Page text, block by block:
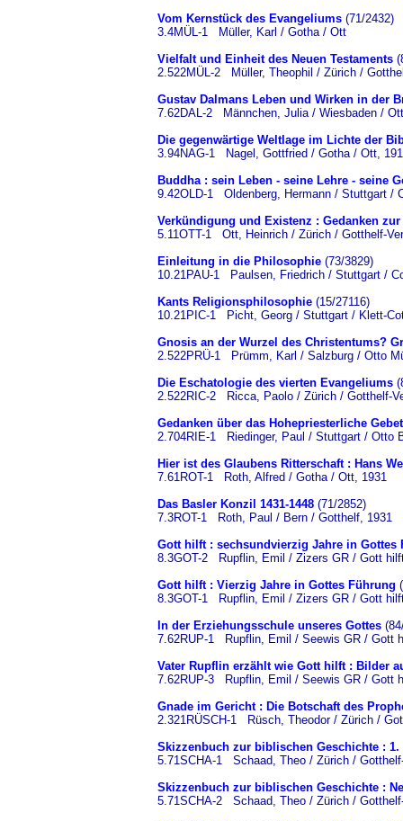
Vom Kernstück des Evangeliums (71/2432)
3.4MÜL-1 Müller, Karl / Gotha / Ott
Vielfalt und Einheit des Neuen Testaments
2.522MÜL-2 Müller, Theophil / Zürich /
Gustav Dalmans Leben und Wirken in der
7.62DAL-2 Männchen, Julia / Wiesbaden /
Die gegenwärtige Weltlage im Lichte der
3.94NAG-1 Nagel, Gottfried / Gotha / Ott,
Buddha : sein Leben - seine Lehre - seine
9.42OLD-1 Oldenberg, Hermann / Stuttgart /
Verkündigung und Existenz : Gedanken
5.11OTT-1 Ott, Heinrich / Zürich / Gotthelf-
Einleitung in die Philosophie (73/3829)
10.21PAU-1 Paulsen, Friedrich / Stuttgart /
Kants Religionsphilosophie (15/27116)
10.21PIC-1 Picht, Georg / Stuttgart / Klett-
Gnosis an der Wurzel des Christentums?
2.522PRÜ-1 Prümm, Karl / Salzburg / Otto
Die Eschatologie des vierten Evangeliums
2.522RIC-2 Ricca, Paolo / Zürich / Gotthelf-
Gedanken über das Hohepriesterliche
2.704RIE-1 Riedinger, Paul / Stuttgart / Otto
Hier ist des Glaubens Ritterschaft : Hans
7.61ROT-1 Roth, Alfred / Gotha / Ott, 1931
Das Basler Konzil 1431-1448 (71/2852)
7.3ROT-1 Roth, Paul / Bern / Gotthelf, 1931
Gott hilft : sechsundvierzig Jahre in Gottes
8.3GOT-2 Rupflin, Emil / Zizers GR / Gott
Gott hilft : Vierzig Jahre in Gottes Führung
8.3GOT-1 Rupflin, Emil / Zizers GR / Gott
In der Erziehungsschule unseres Gottes
7.62RUP-1 Rupflin, Emil / Seewis GR / Gott
Vater Rupflin erzählt wie Gott hilft : Bilder
7.62RUP-3 Rupflin, Emil / Seewis GR / Gott
Gnade im Gericht : Die Botschaft des
2.321RÜSCH-1 Rüsch, Theodor / Zürich /
Skizzenbuch zur biblischen Geschichte : 1.
5.71SCHA-1 Schaad, Theo / Zürich /
Skizzenbuch zur biblischen Geschichte :
5.71SCHA-2 Schaad, Theo / Zürich /